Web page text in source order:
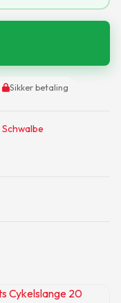
Sikker betaling
Schwalbe